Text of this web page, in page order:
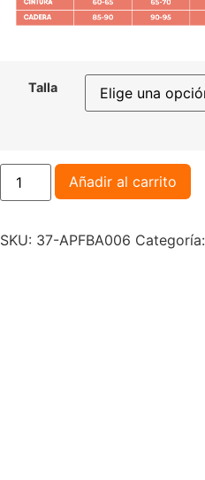
Talla
Añadir al carrito
SKU: 37-APFBA006 Categoría: